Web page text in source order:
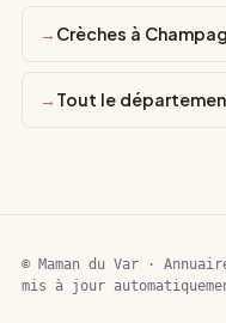
Crèches à
Tout le
© Maman du Var ·
mis à jour